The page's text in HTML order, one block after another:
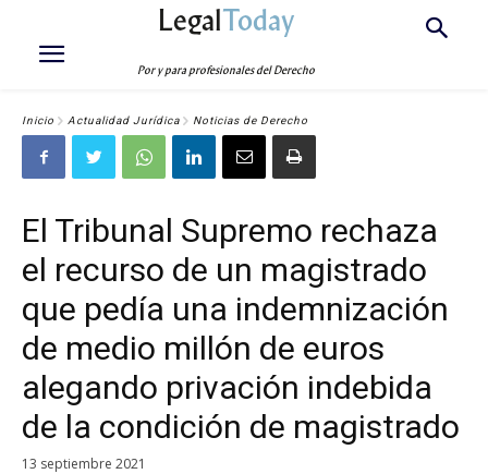
LegalToday
Por y para profesionales del Derecho
Inicio Actualidad Jurídica Noticias de Derecho
El Tribunal Supremo rechaza
el recurso de un magistrado
que pedía una indemnización
de medio millón de euros
alegando privación indebida
de la condición de magistrado
13 septiembre 2021